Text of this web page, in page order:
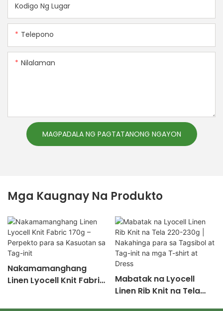
Kodigo Ng Lugar
Telepono
Nilalaman
MAGPADALA NG PAGTATANONG NGAYON
Mga Kaugnay Na Produkto
Nakamamanghang
Linen Lyocell Knit Fabric
Mabatak na Lyocell
Linen Rib Knit na Tela